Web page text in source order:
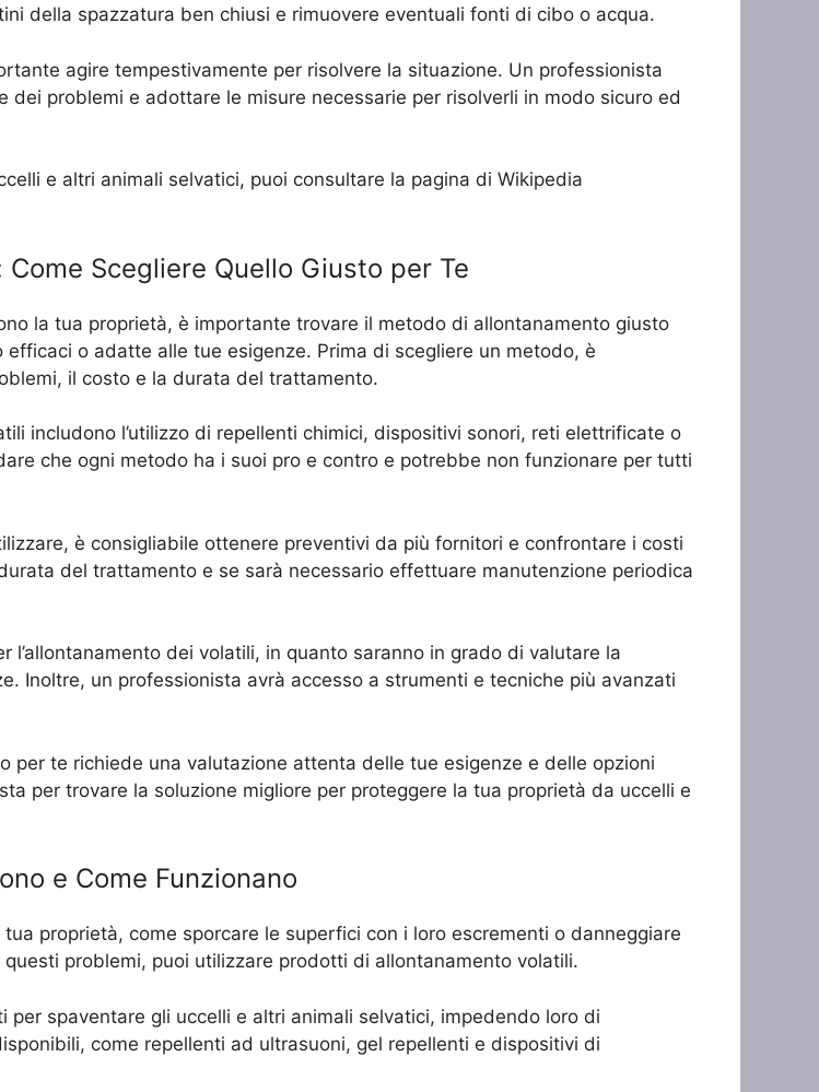
della spazzatura ben chiusi e rimuovere eventuali fonti di cibo o acqua.
agire tempestivamente per risolvere la situazione. Un professionista
problemi e adottare le misure necessarie per risolverli in modo sicuro ed
e altri animali selvatici, puoi consultare la pagina di Wikipedia
Scegliere Quello Giusto per Te
la tua proprietà, è importante trovare il metodo di allontanamento giusto
o adatte alle tue esigenze. Prima di scegliere un metodo, è
il costo e la durata del trattamento.
includono l’utilizzo di repellenti chimici, dispositivi sonori, reti elettrificate o
che ogni metodo ha i suoi pro e contro e potrebbe non funzionare per tutti
è consigliabile ottenere preventivi da più fornitori e confrontare i costi
del trattamento e se sarà necessario effettuare manutenzione periodica
dei volatili, in quanto saranno in grado di valutare la
Inoltre, un professionista avrà accesso a strumenti e tecniche più avanzati
te richiede una valutazione attenta delle tue esigenze e delle opzioni
per trovare la soluzione migliore per proteggere la tua proprietà da uccelli e
e Come Funzionano
proprietà, come sporcare le superfici con i loro escrementi o danneggiare
problemi, puoi utilizzare prodotti di allontanamento volatili.
spaventare gli uccelli e altri animali selvatici, impedendo loro di
come repellenti ad ultrasuoni, gel repellenti e dispositivi di